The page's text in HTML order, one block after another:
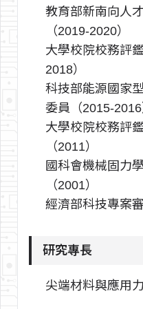
教育部新南向人
（2019-2020）
大學校院校務評
2018）
科技部能源國家
委員（2015-2016
大學校院校務評
（2011）
國科會機械固力
（2001）
經濟部科技專案
研究專長
尖端材料與應用